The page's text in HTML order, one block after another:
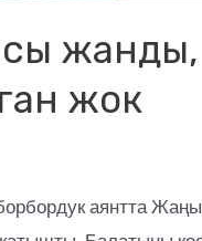
жанды,
жок
аянтта